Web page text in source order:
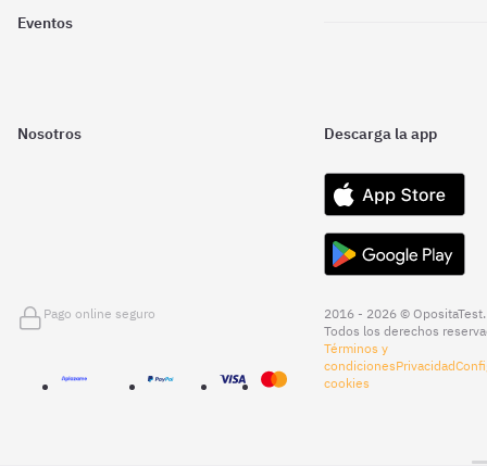
Eventos
Nosotros Descarga la app
Pago online seguro
2016 - 2026 © OpositaTest.
Todos los derechos
Términos y
condicionesPrivacidad
cookies